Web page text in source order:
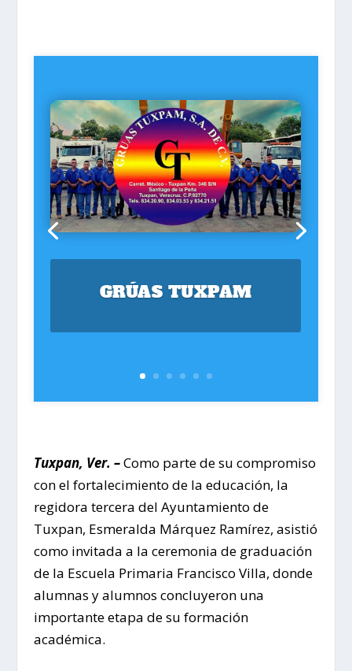
GRÚAS TUXPAM
Tuxpan, Ver. –Como parte de su compromiso
con el fortalecimiento de la educación, la
regidora tercera del Ayuntamiento de
Tuxpan, Esmeralda Márquez Ramírez, asistió
como invitada a la ceremonia de graduación
de la Escuela Primaria Francisco Villa, donde
alumnas y alumnos concluyeron una
importante etapa de su formación
académica.